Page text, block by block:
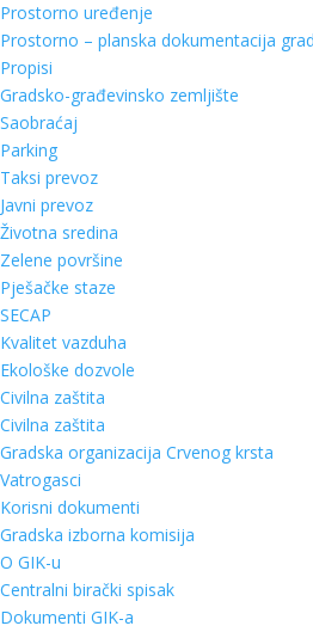
Prostorno uređenje
Prostorno – planska dokumentacija
Propisi
Gradsko-građevinsko zemljište
Saobraćaj
Parking
Taksi prevoz
Javni prevoz
Životna sredina
Zelene površine
Pješačke staze
SECAP
Kvalitet vazduha
Ekološke dozvole
Civilna zaštita
Civilna zaštita
Gradska organizacija Crvenog krsta
Vatrogasci
Korisni dokumenti
Gradska izborna komisija
O GIK-u
Centralni birački spisak
Dokumenti GIK-a